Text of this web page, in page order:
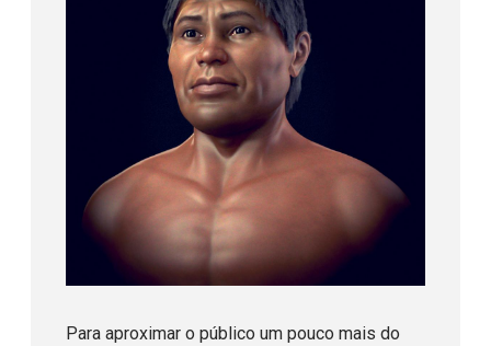
Para aproximar o público um pouco mais do